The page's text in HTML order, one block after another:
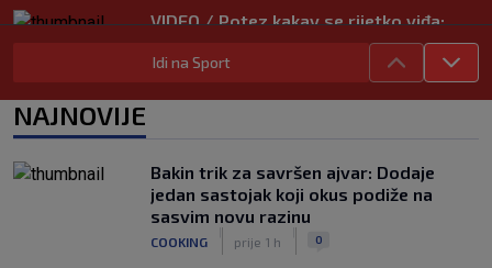
VIDEO / Potez kakav se rijetko viđa:
Kada pomoć nije stigla, na rukama je
iznio suigrača u bolovima
SK prije 4 h
Dinamo u finalu Ramljaka! Sutra protiv
Ajaxa na glavnom terenu Maksimira
|
prije 4 h
Idi na Sport
NAJNOVIJE
Bakin trik za savršen ajvar: Dodaje
jedan sastojak koji okus podiže na
sasvim novu razinu
COOKING prije 1 h 0